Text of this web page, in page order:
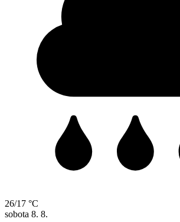
26/17 °C
sobota 8. 8.